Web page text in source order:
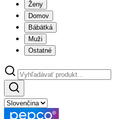
Ženy
Domov
Bábätká
Muži
Ostatné